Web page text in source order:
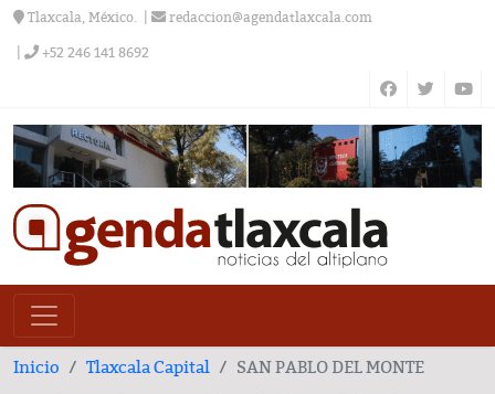
Tlaxcala, México. redaccion@agendatlaxcala.com
+52 246 141 8692
Inicio Tlaxcala Capital SAN PABLO DEL MONTE